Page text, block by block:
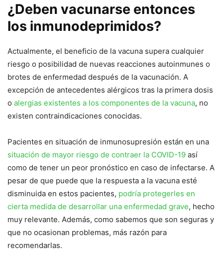
¿Deben vacunarse entonces
los inmunodeprimidos?
Actualmente, el beneficio de la vacuna supera cualquier
riesgo o posibilidad de nuevas reacciones autoinmunes o
brotes de enfermedad después de la vacunación. A
excepción de antecedentes alérgicos tras la primera dosis
o alergias existentes a los componentes de la vacuna, no
existen contraindicaciones conocidas.
Pacientes en situación de inmunosupresión están en una
situación de mayor riesgo de contraer la COVID-19 así
como de tener un peor pronóstico en caso de infectarse. A
pesar de que puede que la respuesta a la vacuna esté
disminuida en estos pacientes, podría protegerles en
cierta medida de desarrollar una enfermedad grave, hecho
muy relevante. Además, como sabemos que son seguras y
que no ocasionan problemas, más razón para
recomendarlas.